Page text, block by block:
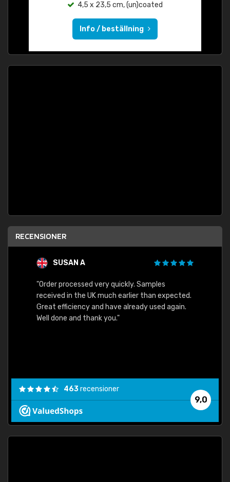
4,5 x 23,5 cm, (un)coated
Info / beställning
RECENSIONER
SUSAN A
"Order processed very quickly. Samples
received in the UK much earlier than expected.
Great efficiency and have already used again.
Well done and thank you."
9,0
463recensioner